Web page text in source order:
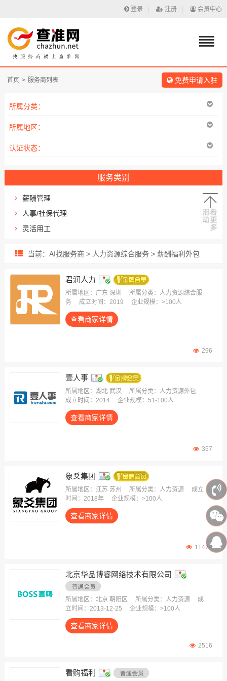
登录 注册 会员中心
首页 > 服务商列表 免费申请入驻
所属分类：
所属地区：
认证状态：
服务类别
薪酬管理
人事/社保代理
灵活用工
人力资源外包
招聘流程外包
业务/岗位外包
雇主责任险
当前：AI找服务商 > 人力资源综合服务 > 薪酬福利外包
君润人力
所属地区：广东 深圳
所属分类：人力资源综合服
务
成立时间：2019 企业规模：>100人
查看商家详情
296
壹人事
所属地区：湖北 武汉
所属分类：人力资源外包
成立时间：2014
企业规模：51-100人
查看商家详情
357
象爻集团
所属地区：江苏 苏州 所属分类：人力资源
成立
时间：2018年
企业规模：>100人
查看商家详情
11474
北京华品博睿网络技术有限公司
所属地区：北京 朝阳区 所属分类：人力资源
成
立时间：2013-12-25
企业规模：>100人
查看商家详情
2516
看购福利